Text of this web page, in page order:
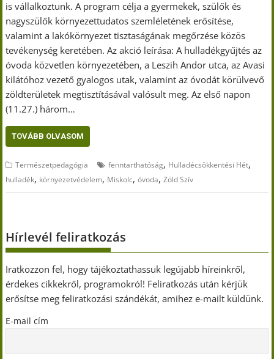
is vállalkoztunk. A program célja a gyermekek, szülők és
nagyszülők környezettudatos szemléletének erősítése,
valamint a lakókörnyezet tisztaságának megőrzése közös
tevékenység keretében. Az akció leírása: A hulladékgyűjtés az
óvoda közvetlen környezetében, a Leszih Andor utca, az Avasi
kilátóhoz vezető gyalogos utak, valamint az óvodát körülvevő
zöldterületek megtisztításával valósult meg. Az első napon
(11.27.) három…
TOVÁBB OLVASOM
Természetpedagógia fenntarthatóság, Hulladécsökkentési Hét,
hulladék, környezetvédelem, Miskolc,óvoda,Zöld Szív
Hírlevél feliratkozás
Iratkozzon fel, hogy tájékoztathassuk legújabb híreinkről,
érdekes cikkekről, programokról! Feliratkozás után kérjük
erősítse meg feliratkozási szándékát, amihez e-mailt küldünk.
E-mail cím